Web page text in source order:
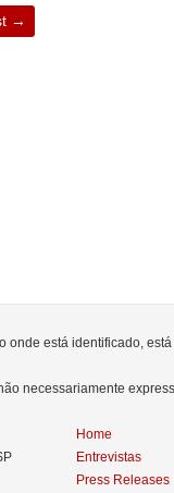
→
onde está identificado,
necessariamente
Home
Entrevistas
Press Releases